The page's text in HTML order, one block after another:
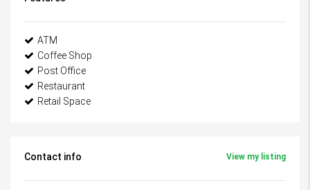
ATM
Coffee Shop
Post Office
Restaurant
Retail Space
Contact info View my listing